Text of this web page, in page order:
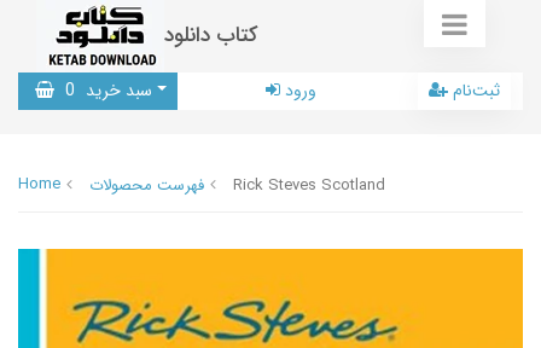
کتاب دانلود
سبد خرید 0 ورود ثبت‌نام
Home فهرست محصولات Rick Steves Scotland